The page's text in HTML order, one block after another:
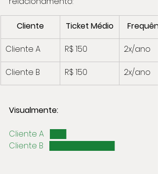
Cliente Ticket Médio
Cliente A R$ 150 2x/ano
Cliente B R$ 150 2x/ano
Visualmente:
Cliente A   ███
Cliente B   ████████████